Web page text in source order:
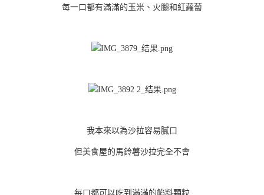
每一口都有滿滿的玉米、火腿和紅蘿蔔
我本來以為沙拉容易膩口
但美食屋的馬鈴薯沙拉完全不會
每口都可以吃到滿滿的餡料顆粒